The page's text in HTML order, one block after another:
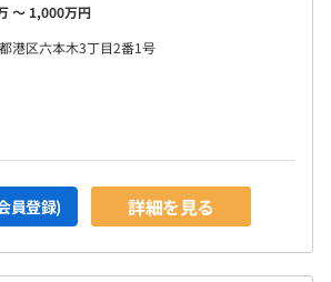
〜 1,000万円
港区六本木3丁目2番1号
員登録) 詳細を見る